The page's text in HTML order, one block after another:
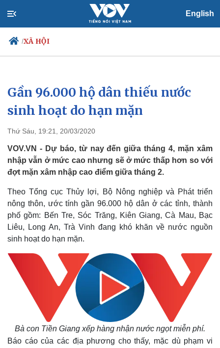
English
/XÃ HỘI
Chính trị
Đảng
Tổ chức nhân sự
Nhận diện sự thật
Xã hội
Tin 24h
Dự báo thời tiết
Việc làm
Biển đảo
Gần 96.000 hộ dân thiếu nước
sinh hoạt do hạn mặn
Thứ Sáu, 19:21, 20/03/2020
VOV.VN - Dự báo, từ nay đến giữa tháng 4, mặn xâm
nhập vẫn ở mức cao nhưng sẽ ở mức thấp hơn so với
đợt mặn xâm nhập cao điểm giữa tháng 2.
Theo Tổng cục Thủy lợi, Bộ Nông nghiệp và Phát triển
nông thôn, ước tính gần 96.000 hộ dân ở các tỉnh, thành
phố gồm: Bến Tre, Sóc Trăng, Kiên Giang, Cà Mau, Bạc
Liêu, Long An, Trà Vinh đang khó khăn về nước nguồn
sinh hoạt do hạn mặn.
Bà con Tiền Giang xếp hàng nhận nước ngọt miễn phí.
Báo cáo của các địa phương cho thấy, mặc dù phạm vi